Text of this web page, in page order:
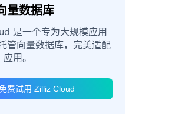
量数据库
是一个专为大规模应用
管向量数据库，完美适配
用。
费试用 Zilliz Cloud